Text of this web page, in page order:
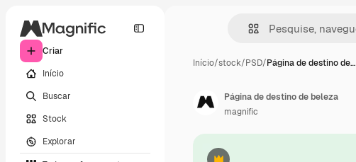
Criar
Início
Buscar
Stock
Explorar
Início/stock/PSD/Página de destino de…
Página de destino de beleza
magnific